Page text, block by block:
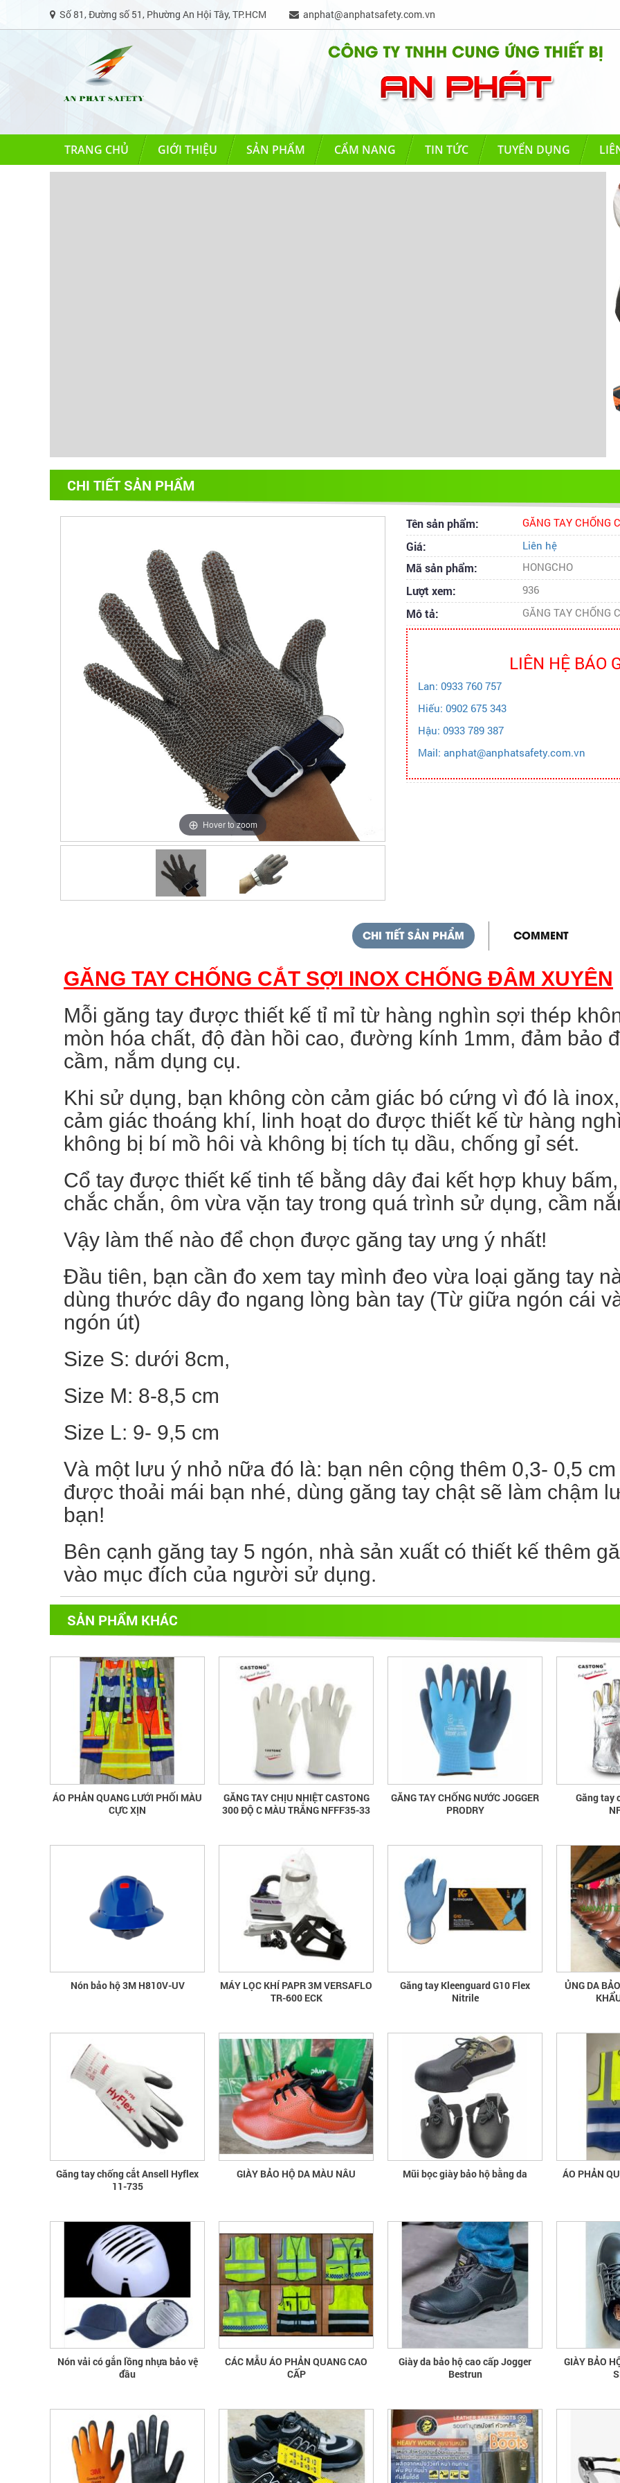
Số 81, Đường số 51, Phường An Hội Tây, TP.HCM anphat@anphatsafety.com.vn
TRANG CHỦ GIỚI THIỆU SẢN PHẨM CẨM NANG TIN TỨC TUYỂN DỤNG
CHI TIẾT SẢN PHẨM
Hover to zoom
Tên sản phẩm: GĂNG TAY CHỐNG
Giá: Liên hệ
Mã sản phẩm: HONGCHO
Lượt xem: 936
Mô tả: GĂNG TAY CHỐNG
LIÊN HỆ BÁO
Lan: 0933 760 757
Hiếu: 0902 675 343
Hậu: 0933 789 387
Mail: anphat@anphatsafety.com.vn
CHI TIẾT SẢN PHẨM COMMENT
GĂNG TAY CHỐNG CẮT SỢI INOX CHỐNG ĐÂM XUYÊN
Mỗi găng tay được thiết kế tỉ mỉ từ hàng nghìn sợi thép
mòn hóa chất, độ đàn hồi cao, đường kính 1mm, đảm bảo
cầm, nắm dụng cụ.
Khi sử dụng, bạn không còn cảm giác bó cứng vì đó là
cảm giác thoáng khí, linh hoạt do được thiết kế từ hàng
không bị bí mồ hôi và không bị tích tụ dầu, chống gỉ sét.
Cổ tay được thiết kế tinh tế bằng dây đai kết hợp khuy
chắc chắn, ôm vừa vặn tay trong quá trình sử dụng, cầm
Vậy làm thế nào để chọn được găng tay ưng ý nhất!
Đầu tiên, bạn cần đo xem tay mình đeo vừa loại găng tay
dùng thước dây đo ngang lòng bàn tay (Từ giữa ngón cái
ngón út)
Size S: dưới 8cm,
Size M: 8-8,5 cm
Size L: 9- 9,5 cm
Và một lưu ý nhỏ nữa đó là: bạn nên cộng thêm 0,3- 0,5
được thoải mái bạn nhé, dùng găng tay chật sẽ làm chậm
bạn!
Bên cạnh găng tay 5 ngón, nhà sản xuất có thiết kế thêm
vào mục đích của người sử dụng.
SẢN PHẨM KHÁC
ÁO PHẢN QUANG LƯỚI PHỐI MÀU
CỰC XỊN
GĂNG TAY CHỊU NHIỆT CASTONG
300 ĐỘ C MÀU TRẮNG NFFF35-33
GĂNG TAY CHỐNG NƯỚC JOGGER
PRODRY
Găng tay
Nón bảo hộ 3M H810V-UV
MÁY LỌC KHÍ PAPR 3M VERSAFLO
TR-600 ECK
Găng tay Kleenguard G10 Flex
Nitrile
ỦNG DA
Găng tay chống cắt Ansell Hyflex
11-735
GIÀY BẢO HỘ DA MÀU NÂU Mũi bọc giày bảo hộ bằng da ÁO
Nón vải có gắn lồng nhựa bảo vệ
đầu
CÁC MẪU ÁO PHẢN QUANG CAO
CẤP
Giày da bảo hộ cao cấp Jogger
Bestrun
GIÀY BẢO